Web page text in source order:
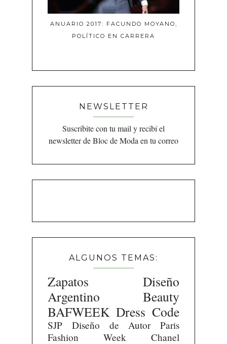
ANUARIO 2017: FACUNDO MOYANO,
POLÍTICO EN CARRERA
NEWSLETTER
Suscribite con tu mail y recibí el
newsletter de Bloc de Moda en tu correo
ALGUNOS TEMAS:
Zapatos
Diseño
Argentino
Beauty
BAFWEEK Dress Code
SJP Diseño de Autor
Paris
Fashion Week
Chanel